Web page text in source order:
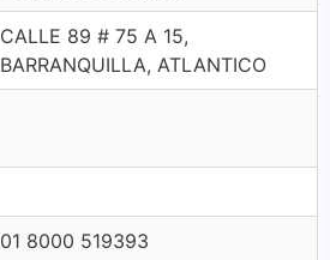
CALLE 89 # 75 A 15,
BARRANQUILLA, ATLANTICO
01 8000 519393